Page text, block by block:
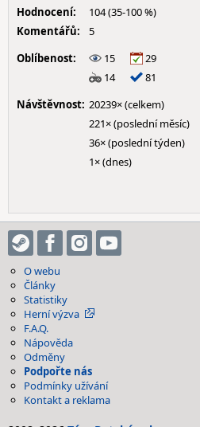
Hodnocení:
104 (35-100 %)
Komentářů:
5
Oblíbenost:
15
29
14
81
Návštěvnost: 20239× (celkem)
221× (poslední měsíc)
36× (poslední týden)
1× (dnes)
O webu
Články
Statistiky
Herní výzva
F.A.Q.
Nápověda
Odměny
Podpořte nás
Podmínky užívání
Kontakt a reklama